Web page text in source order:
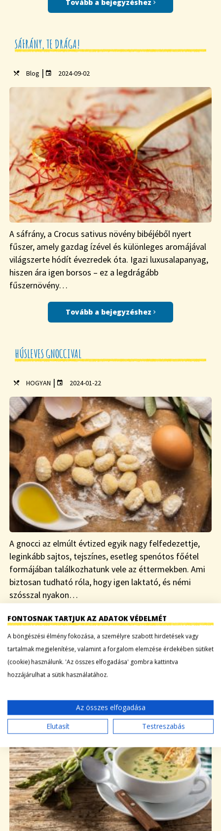
Tovább a bejegyzéshez
SÁFRÁNY, TE DRÁGA!
Blog | 2024-09-02
A sáfrány, a Crocus sativus növény bibéjéből nyert
fűszer, amely gazdag ízével és különleges aromájával
világszerte hódít évezredek óta. Igazi luxusalapanyag,
hiszen ára igen borsos – ez a legdrágább
fűszernövény…
Tovább a bejegyzéshez
HÚSLEVES GNOCCIVAL
HOGYAN | 2024-01-22
A gnocci az elmúlt évtized egyik nagy felfedezettje,
leginkább sajtos, tejszínes, esetleg spenótos főétel
formájában találkozhatunk vele az éttermekben. Ami
biztosan tudható róla, hogy igen laktató, és némi
szósszal nyakon…
Tovább a bejegyzéshez
SPÁRGALEVES, EGY TÁNYÉR TAVASZI FRISSESSÉG
FONTOSNAK TARTJUK AZ ADATOK VÉDELMÉT
A böngészési élmény fokozása, a személyre szabott hirdetések vagy
tartalmak megjelenítése, valamint a forgalom elemzése érdekében sütiket
(cookie) használunk. 'Az összes elfogadása' gombra kattintva
hozzájárulhat a sütik használatához.
Az összes elfogadása
Elutasít
Testreszabás